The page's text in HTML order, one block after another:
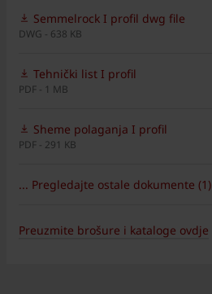
Semmelrock I profil dwg file
DWG - 638 KB
Tehnički list I profil
PDF - 1 MB
Sheme polaganja I profil
PDF - 291 KB
... Pregledajte ostale dokumente (1)
Preuzmite brošure i kataloge ovdje